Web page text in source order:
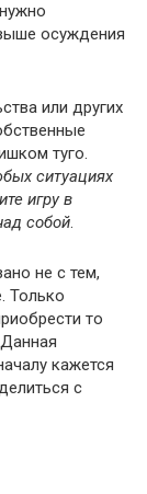
осуждения
или других
туго.
ситуациях
игру в
собой.
не с тем,
Только
то
кажется
с